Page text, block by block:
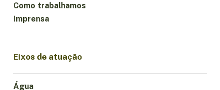
Como trabalhamos
Imprensa
Eixos de atuação
Água